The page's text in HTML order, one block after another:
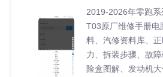
2019-2026年零跑
T03原厂维修手册电
料、汽修资料库、
力、拆装步骤、故
险盒图解、发动机